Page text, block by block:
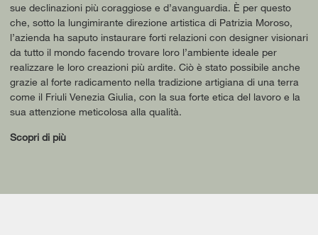
sue declinazioni più coraggiose e d’avanguardia. È per questo
che, sotto la lungimirante direzione artistica di Patrizia Moroso,
l’azienda ha saputo instaurare forti relazioni con designer visionari
da tutto il mondo facendo trovare loro l’ambiente ideale per
realizzare le loro creazioni più ardite. Ciò è stato possibile anche
grazie al forte radicamento nella tradizione artigiana di una terra
come il Friuli Venezia Giulia, con la sua forte etica del lavoro e la
sua attenzione meticolosa alla qualità.
Scopri di più